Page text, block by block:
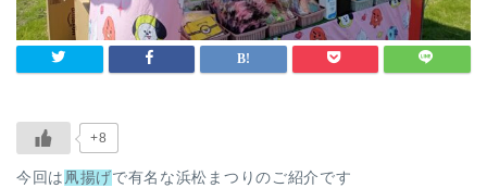
+8
今回は 凧揚げ で有名な浜松まつりのご紹介です